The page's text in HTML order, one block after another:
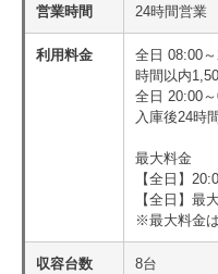
営業時間 24時間営業
利用料金
全日 08:00
時間以内
全日 20:00
入庫後24時
最大料金
【全日】
【全日】最
※最大料金
収容台数 8台